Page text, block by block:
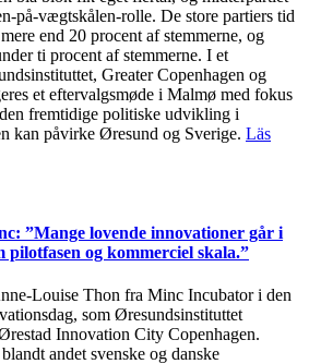
på-vægtskålen-rolle. De store partiers tid
end 20 procent af stemmerne, og
ti procent af stemmerne. I et
Greater Copenhagen og
et eftervalgsmøde i Malmø med fokus
fremtidige politiske udvikling i
kan påvirke Øresund og Sverige. Läs
”Mange lovende innovationer går i
pilotfasen og kommerciel skala.”
Louise Thon fra Minc Incubator i den
som Øresundsinstituttet
Innovation City Copenhagen.
andet svenske og danske